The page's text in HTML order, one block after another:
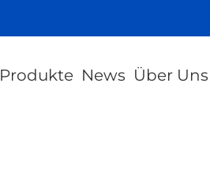
Produkte News Über Uns